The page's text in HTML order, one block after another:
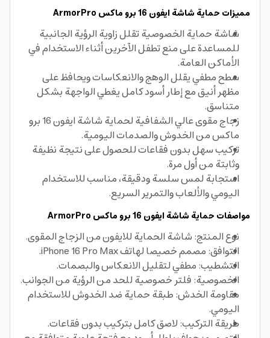
مميزات حماية شاشة ايفون 16 برو ماكس ArmorPro
شاشة حماية الخصوصية تقلل زاوية الرؤية الجانبية
للمساعدة على منع تطفل الآخرين أثناء الاستخدام في
الأماكن العامة.
سطح مطفي يقلل الوهج والانعكاسات ويحافظ على
مظهر أنيق مع إطار أسود كامل يغطي الواجهة بشكل
متناسق.
زجاج مقوى عالي الشفافية لحماية شاشة ايفون 16 برو
ماكس من الخدوش والصدمات اليومية.
تركيب سهل بدون فقاعات للحصول على نتيجة نظيفة
وثابتة من أول مرة.
استجابة لمس سلسة ودقيقة، مناسب للاستخدام
اليومي والألعاب والتمرير السريع.
مواصفات حماية شاشة ايفون 16 برو ماكس ArmorPro
نوع المنتج: شاشة الحماية للايفون من الزجاج المقوى.
التوافق: مصمم خصيصا لهاتف iPhone 16 Pro Max.
التشطيب: مطفي لتقليل الانعكاس والبصمات.
الخصوصية: فلتر خصوصية للحد من الرؤية من الجوانب.
مقاومة الخدش: طبقة حماية ضد الخدوش للاستخدام
اليومي.
طريقة التركيب: لاصق كامل بتركيب بدون فقاعات.